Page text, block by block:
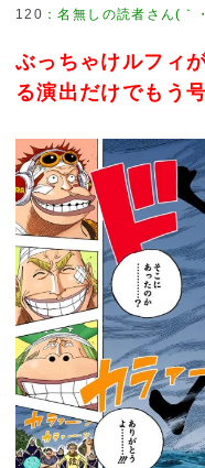
120
ぶっちゃけルフィ
る演出だけでもう